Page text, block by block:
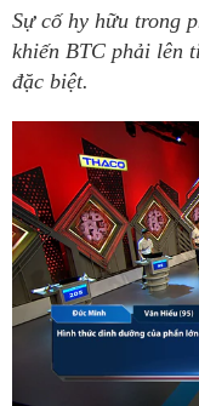
Sự cố hy hữu trong
khiến BTC phải lên
đặc biệt.